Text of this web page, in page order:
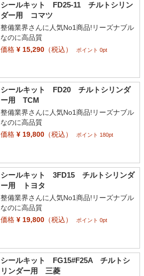
シールキット FD25-11 チルトシリン
ダー用 コマツ
整備業界さんに人気No1商品!リーズナブル
なのに高品質
価格¥ 15,290（税込） ポイント 0pt
シールキット FD20 チルトシリンダ
ー用 TCM
整備業界さんに人気No1商品!リーズナブル
なのに高品質
価格¥ 19,800（税込） ポイント 180pt
シールキット 3FD15 チルトシリンダ
ー用 トヨタ
整備業界さんに人気No1商品!リーズナブル
なのに高品質
価格¥ 19,800（税込） ポイント 0pt
シールキット FG15#F25A チルトシ
リンダー用 三菱